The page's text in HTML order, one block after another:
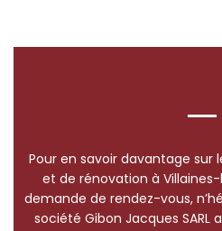
Pour en savoir davantage sur
et de rénovation à
demande de rendez-vous,
société Gibon Jacques SARL